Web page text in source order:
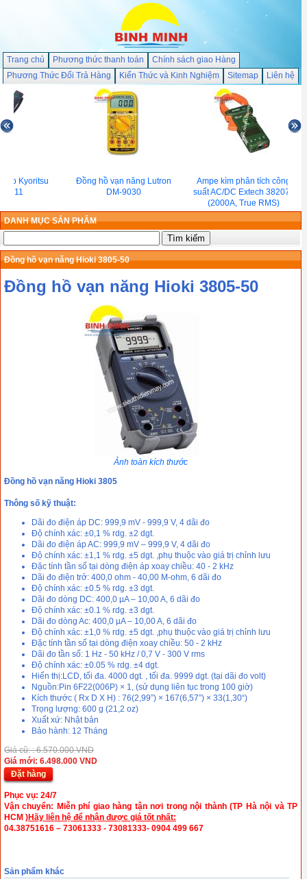
Trang chủ Phương thức thanh toán
Chính sách giao Hàng
Phương Thức Đổi Trả Hàng
Kiến Thức và Kinh Nghiệm Sitemap Liên hệ
áp Kyoritsu
5711
Đồng hồ vạn năng Lutron
DM-9030
Ampe kìm phân tích công
suất AC/DC Extech 382075
(2000A, True RMS)
DANH MỤC SẢN PHẨM
Đồng hồ vạn năng Hioki 3805-50
Đồng hồ vạn năng Hioki 3805-50
Ảnh toàn kích thước
Đồng hồ vạn năng Hioki 3805
Thông số kỹ thuật:
Dãi đo điện áp DC: 999,9 mV - 999,9 V, 4 dãi đo
Độ chính xác: ±0,1 % rdg. ±2 dgt.
Dãi đo điện áp AC: 999,9 mV – 999,9 V, 4 dãi đo
Độ chính xác: ±1,1 % rdg. ±5 dgt. ,phụ thuộc vào giá trị chỉnh lưu
Đặc tính tần số tại dòng điện áp xoay chiều: 40 - 2 kHz
Dãi đo điện trở: 400,0 ohm - 40,00 M-ohm, 6 dãi đo
Độ chính xác: ±0.5 % rdg. ±3 dgt.
Dãi đo dòng DC: 400,0 µA – 10,00 A, 6 dãi đo
Độ chính xác: ±0.1 % rdg. ±3 dgt.
Dãi đo dòng Ac: 400,0 µA – 10,00 A, 6 dãi đo
Độ chính xác: ±1,0 % rdg. ±5 dgt. ,phụ thuộc vào giá trị chỉnh lưu
Đặc tính tần số tại dòng điện xoay chiều: 50 - 2 kHz
Dãi đo tần số: 1 Hz - 50 kHz / 0,7 V - 300 V rms
Độ chính xác: ±0.05 % rdg. ±4 dgt.
Hiển thị:LCD, tối đa. 4000 dgt. , tối đa. 9999 dgt. (tại dãi đo volt)
Nguồn:Pin 6F22(006P) × 1, (sử dụng liên tục trong 100 giờ)
Kích thước ( Rx D X H) : 76(2,99”) × 167(6,57”) × 33(1,30“)
Trọng lượng: 600 g (21,2 oz)
Xuất xứ: Nhật bản
Bảo hành: 12 Tháng
Giá cũ: : 6.570.000 VND
Giá mới: 6.498.000 VND
Đặt hàng
Phục vụ: 24/7
Vận chuyển: Miễn phí giao hàng tận nơi trong nội thành (TP Hà nội và TP
HCM )Hãy liên hệ để nhận được giá tốt nhất:
04.38751616 – 73061333 - 73081333- 0904 499 667
Sản phẩm khác